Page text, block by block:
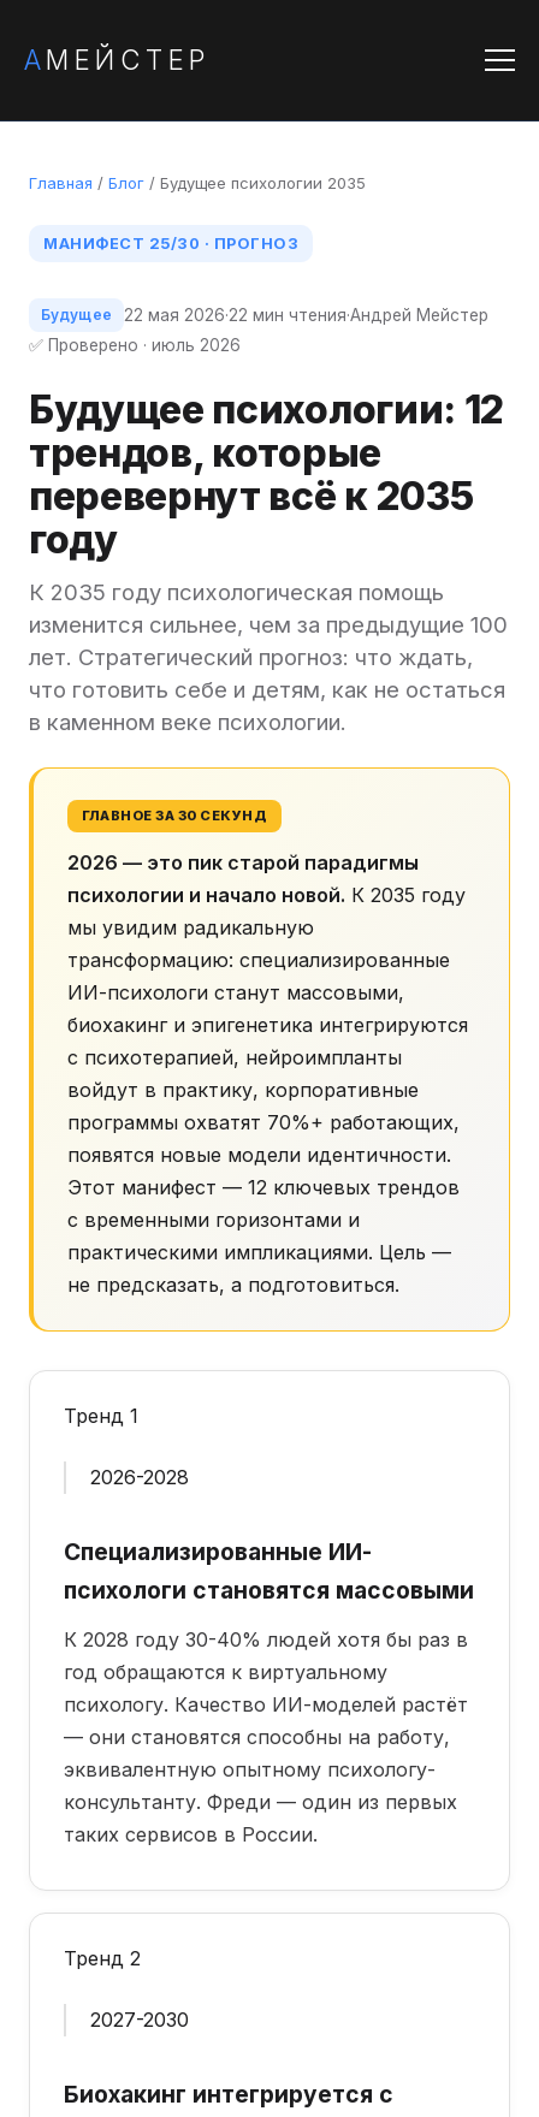
АМЕЙСТЕР
Главная / Блог / Будущее психологии 2035
МАНИФЕСТ 25/30 · ПРОГНОЗ
Будущее 22 мая 2026·22 мин чтения·Андрей Мейстер
✅ Проверено · июль 2026
Будущее психологии: 12
трендов, которые
перевернут всё к 2035
году
К 2035 году психологическая помощь
изменится сильнее, чем за предыдущие 100
лет. Стратегический прогноз: что ждать,
что готовить себе и детям, как не остаться
в каменном веке психологии.
ГЛАВНОЕ ЗА 30 СЕКУНД
2026 — это пик старой парадигмы
психологии и начало новой. К 2035 году
мы увидим радикальную
трансформацию: специализированные
ИИ-психологи станут массовыми,
биохакинг и эпигенетика интегрируются
с психотерапией, нейроимпланты
войдут в практику, корпоративные
программы охватят 70%+ работающих,
появятся новые модели идентичности.
Этот манифест — 12 ключевых трендов
с временными горизонтами и
практическими импликациями. Цель —
не предсказать, а подготовиться.
Тренд 1
2026-2028
Специализированные ИИ-
психологи становятся массовыми
К 2028 году 30-40% людей хотя бы раз в
год обращаются к виртуальному
психологу. Качество ИИ-моделей растёт
— они становятся способны на работу,
эквивалентную опытному психологу-
консультанту. Фреди — один из первых
таких сервисов в России.
Тренд 2
2027-2030
Биохакинг интегрируется с